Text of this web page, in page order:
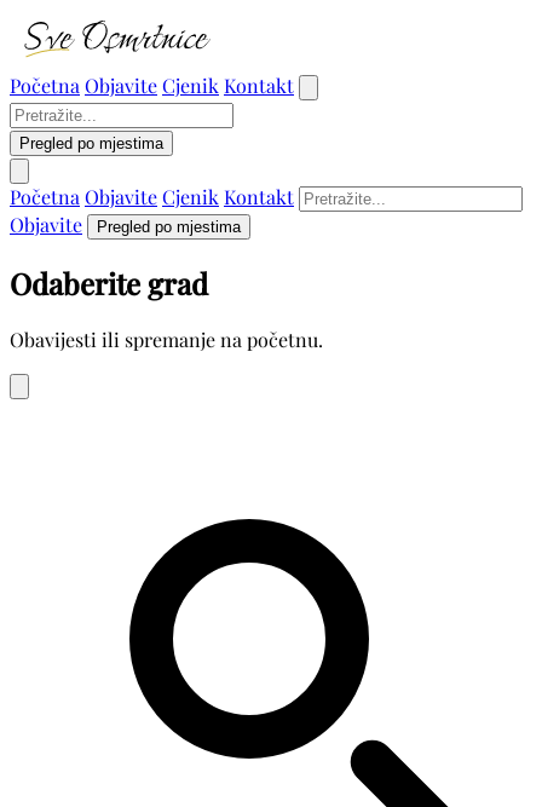
Početna ObjaviteCjenik Kontakt
Pregled po mjestima
Početna ObjaviteCjenik Kontakt
Objavite
Pregled po mjestima
Odaberite grad
Obavijesti ili spremanje na početnu.